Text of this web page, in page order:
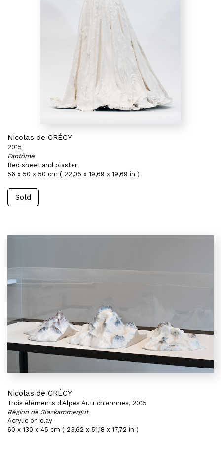
Nicolas de CRÉCY
2015
Fantôme
Bed sheet and plaster
56 x 50 x 50 cm ( 22,05 x 19,69 x 19,69 in )
Sold
Nicolas de CRÉCY
Trois éléments d'Alpes Autrichiennnes, 2015
Région de Slazkammergut
Acrylic on clay
60 x 130 x 45 cm ( 23,62 x 51,18 x 17,72 in )